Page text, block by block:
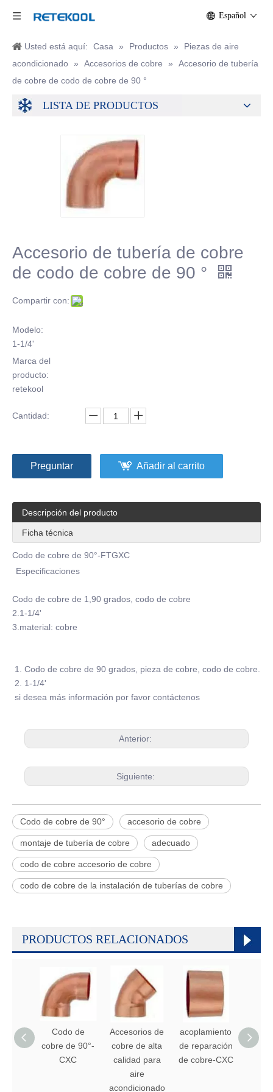
Español
Usted está aquí: Casa » Productos »
Piezas de aire
acondicionado » Accesorios de cobre »
Accesorio de tubería
de cobre de codo de cobre de 90 °
LISTA DE PRODUCTOS
Accesorio de tubería de cobre
de codo de cobre de 90 °
Compartir con:
Modelo:
1-1/4'
Marca del
producto:
retekool
Cantidad:
Preguntar Añadir al carrito
Descripción del producto
Ficha técnica
Codo de cobre de 90°-FTGXC
Especificaciones
Codo de cobre de 1,90 grados, codo de cobre
2.1-1/4'
3.material: cobre
1. Codo de cobre de 90 grados, pieza de cobre, codo de cobre.
2. 1-1/4'
si desea más información por favor contáctenos
Anterior:
Siguiente:
Codo de cobre de 90° accesorio de cobre
montaje de tubería de cobre adecuado
codo de cobre accesorio de cobre
codo de cobre de la instalación de tuberías de cobre
PRODUCTOS RELACIONADOS
Codo de
cobre de 90°-
CXC
Accesorios de
cobre de alta
calidad para
aire
acondicionado
acoplamiento
de reparación
de cobre-CXC